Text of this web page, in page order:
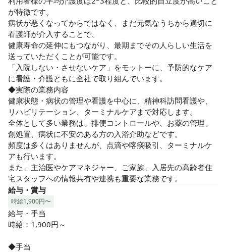
が特徴です。
病状が悪くなってからではなく、まだ元気なうちから適切に
看護師が介入することで、
健康寿命の延伸にもつながり、最期までその人らしい生活を
送っていただくことが可能です。
「入院しない・させないケア」をモットーに、予防的なケア
に看護・介護ともに全社で取り組んでいます。
◆実際の業務内容
健康状態・病状の管理や看護を中心に、精神科訪問看護や、
リハビリテーション、ターミナルケアまで対応します。
全体として多い業務は、排便コントロールや、お薬の管理、
創処置、病状に不安のある方の入浴介助などです。
頻度は多くはありませんが、点滴や喀痰吸引、ターミナルケ
アも行います。
また、主治医やケアマネジャー、ご家族、入居先の高齢者住
宅スタッフへの情報共有や連携も重要な業務です。
給与・賞与
時給1,900円〜
給与・手当
時給：1,900円～
◆手当